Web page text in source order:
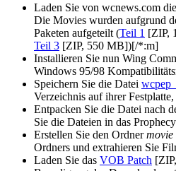
Laden Sie von wcnews.com
Die Movies wurden aufgrund
Paketen aufgeteilt (Teil 1 [ZIP,
Teil 3 [ZIP, 550 MB])[/*:m]
Installieren Sie nun Wing
Windows 95/98
Speichern Sie die Datei
Verzeichnis auf ihrer
Entpacken Sie die Datei nach
Sie die Dateien in das
Erstellen Sie den Ordnermovie
Ordners und extrahieren Sie
Laden Sie das VOB Patch